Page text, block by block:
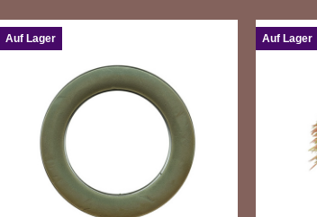
Auf Lager Auf Lager